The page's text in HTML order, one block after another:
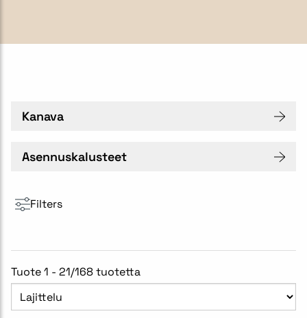
Kanava
Asennuskalusteet
Filters
Tuote 1 - 21/168 tuotetta